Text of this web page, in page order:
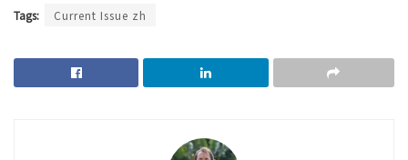
Tags: Current Issue zh